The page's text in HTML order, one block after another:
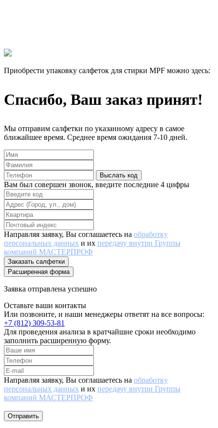
Приобрести упаковку салфеток для стирки MPF можно здесь:
Спасибо, Ваш заказ принят!
Мы отправим салфетки по указанному адресу в самое
ближайшее время. Среднее время ожидания 7-10 дней.
Выслать код
Вам был совершен звонок, введите последние 4 цифры
Направляя заявку, Вы соглашаетесь на обработку
персональных данных и их передачу внутри Группы
компаний МАСТЕРПРОФ
Заказать салфетки
Расширенная форма
Заявка отправлена успешно
Оставьте ваши контакты
Или позвоните, и наши менеджеры ответят на все вопросы:
+7 (812) 309-53-81
Для проведения анализа в кратчайшие сроки необходимо
заполнить расширенную форму.
Направляя заявку, Вы соглашаетесь на обработку
персональных данных и их передачу внутри Группы
компаний МАСТЕРПРОФ
Отправить